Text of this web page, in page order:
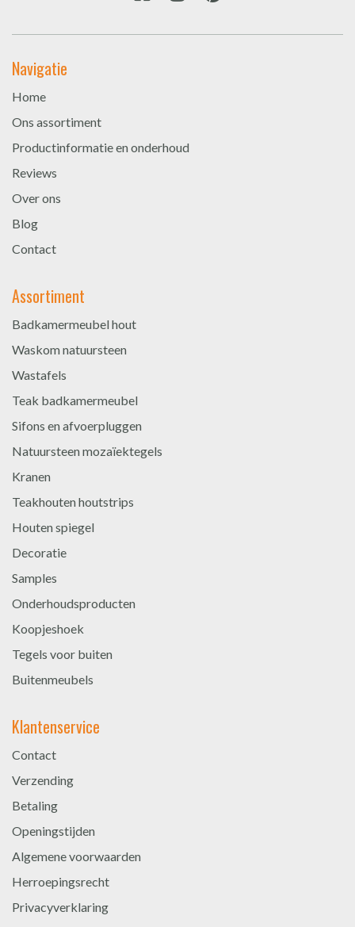
Navigatie
Home
Ons assortiment
Productinformatie en onderhoud
Reviews
Over ons
Blog
Contact
Assortiment
Badkamermeubel hout
Waskom natuursteen
Wastafels
Teak badkamermeubel
Sifons en afvoerpluggen
Natuursteen mozaïektegels
Kranen
Teakhouten houtstrips
Houten spiegel
Decoratie
Samples
Onderhoudsproducten
Koopjeshoek
Tegels voor buiten
Buitenmeubels
Klantenservice
Contact
Verzending
Betaling
Openingstijden
Algemene voorwaarden
Herroepingsrecht
Privacyverklaring